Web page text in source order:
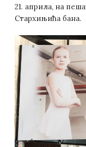
21. априла, на
Стархињића бана.